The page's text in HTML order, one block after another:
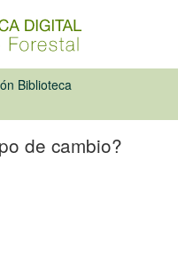
Biblioteca
de cambio?